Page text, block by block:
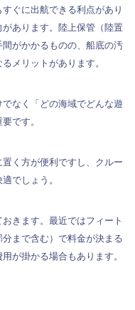
ぐに出航できる利点があり
あります。陸上保管（陸置
がかかるものの、船底の汚
メリットがあります。
なく「どの海域でどんな遊
です。
く方が便利ですし、クルー
でしょう。
きます。最近ではフィート
まで含む）で料金が決まる
が掛かる場合もあります。